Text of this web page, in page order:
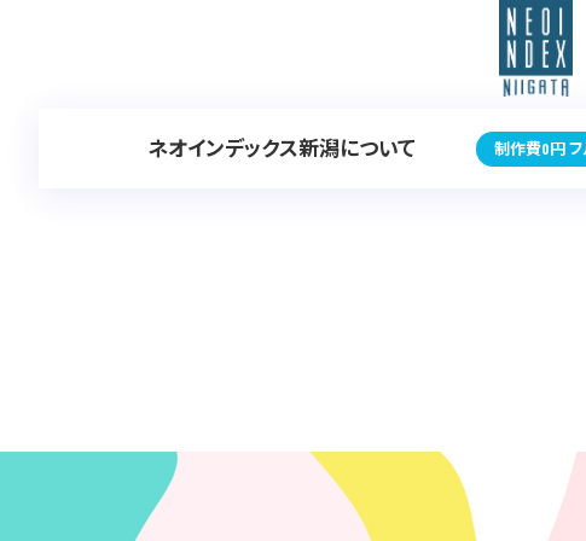
ネオインデックス新潟について 制作費0円 フ